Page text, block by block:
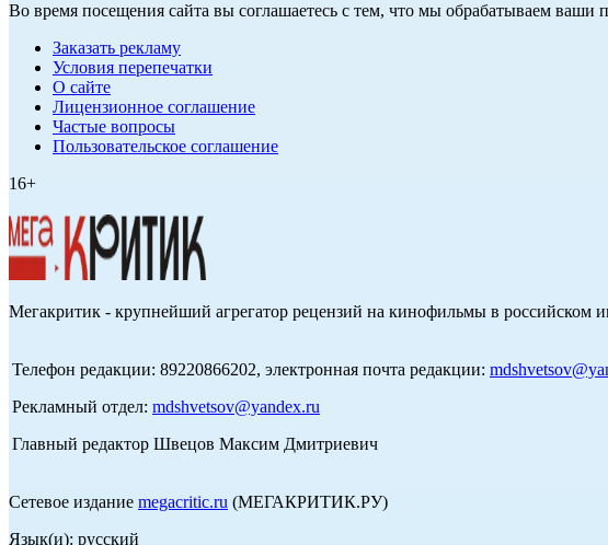
Во время посещения сайта вы соглашаетесь с тем, что мы обрабатываем
Заказать рекламу
Условия перепечатки
О сайте
Лицензионное соглашение
Частые вопросы
Пользовательское соглашение
16+
Мегакритик - крупнейший агрегатор рецензий на кинофильмы в российском
Телефон редакции: 89220866202, электронная почта редакции:
Рекламный отдел: mdshvetsov@yandex.ru
Главный редактор Швецов Максим Дмитриевич
Сетевое издание megacritic.ru (МЕГАКРИТИК.РУ)
Язык(и): русский